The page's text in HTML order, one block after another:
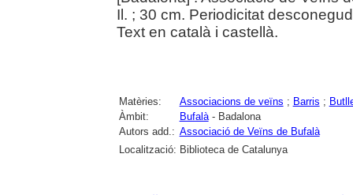
Il. ; 30 cm. Periodicitat
Text en català i castellà.
Matèries: Associacions de veïns ; Barris ;
Àmbit:
Bufalà- Badalona
Autors add.: Associació de Veïns de Bufalà
Localització: Biblioteca de Catalunya